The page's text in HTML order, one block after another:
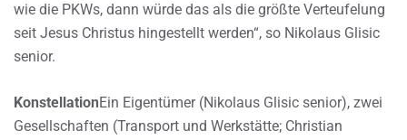
wie die PKWs, dann würde das als die größte Verteufelung
seit Jesus Christus hingestellt werden“, so Nikolaus Glisic
senior.
KonstellationEin Eigentümer (Nikolaus Glisic senior), zwei
Gesellschaften (Transport und Werkstätte; Christian